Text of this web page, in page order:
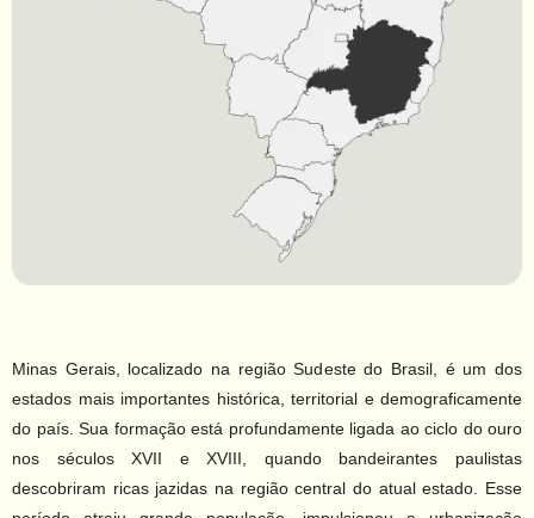
Minas Gerais, localizado na região Sudeste do Brasil, é um dos
estados mais importantes histórica, territorial e demograficamente
do país. Sua formação está profundamente ligada ao ciclo do ouro
nos séculos XVII e XVIII, quando bandeirantes paulistas
descobriram ricas jazidas na região central do atual estado. Esse